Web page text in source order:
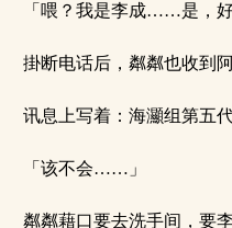
「喂？我是李成……是，好
掛断电话后，粼粼也收到阿
讯息上写着：海灦组第五代
「该不会……」
粼粼藉口要去洗手间，要